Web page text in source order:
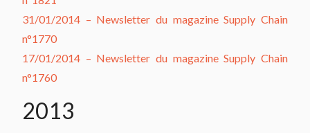
31/01/2014 – Newsletter du magazine Supply Chain
n°1770
17/01/2014 – Newsletter du magazine Supply Chain
n°1760
2013